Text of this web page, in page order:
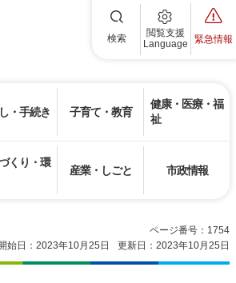
検索
閲覧支援
Language
緊急情報
・手続き 子育て・教育
健康・医療・福
祉
くり・環
産業・しごと 市政情報
ページ番号：1754
始日：2023年10月25日
更新日：2023年10月25日